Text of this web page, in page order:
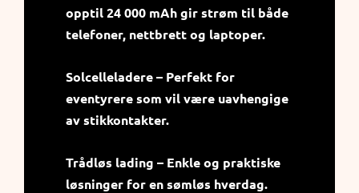
opptil 24 000 mAh gir strøm til både
telefoner, nettbrett og laptoper.
Solcelleladere – Perfekt for
eventyrere som vil være uavhengige
av stikkontakter.
Trådløs lading – Enkle og praktiske
løsninger for en sømløs hverdag.